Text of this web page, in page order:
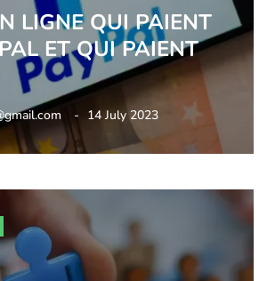
LIGNE QUI PAIENT
ET QUI PAIENT
14 July 2023